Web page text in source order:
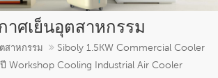
าศเย็นอุตสาหกรรม
สาหกรรม
Siboly 1.5KW Commercial Cooler
Workshop Cooling Industrial Air Cooler